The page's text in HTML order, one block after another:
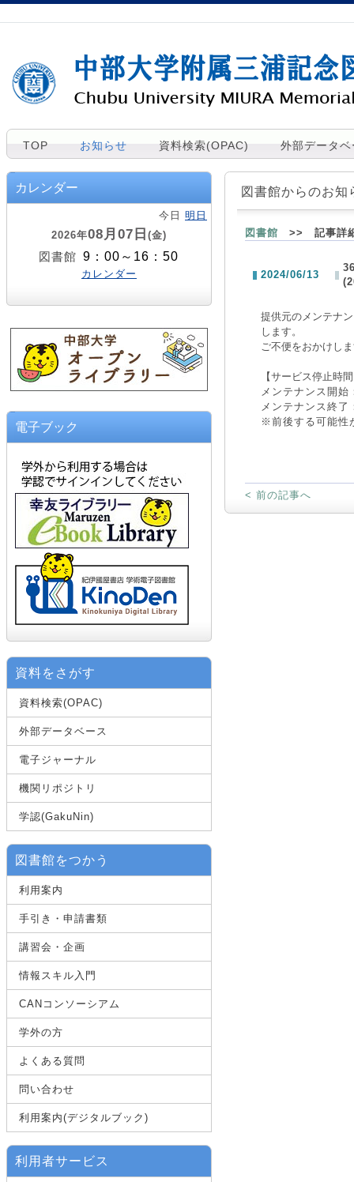
TOP お知らせ 資料検索(OPAC) 外部データベ
カレンダー
今日 明日
2026年08月07日 (金)
図書館 9：00～16：50
カレンダー
電子ブック
資料をさがす
資料検索(OPAC)
外部データベース
電子ジャーナル
機関リポジトリ
学認(GakuNin)
図書館をつかう
利用案内
手引き・申請書類
講習会・企画
情報スキル入門
CANコンソーシアム
学外の方
よくある質問
問い合わせ
利用案内(デジタルブック)
利用者サービス
図書館からのお知
図書館 >> 記事詳
2024/06/13
提供元のメンテナ
します。
ご不便をおかけし
【サービス停止時
メンテナンス開
メンテナンス終
※前後する可能性
< 前の記事へ